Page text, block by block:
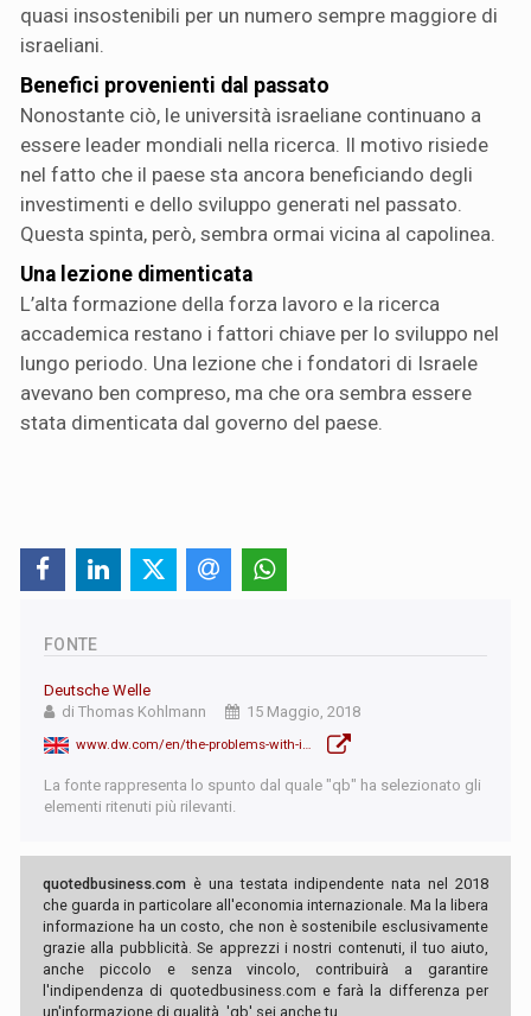
quasi insostenibili per un numero sempre maggiore di
israeliani.
Benefici provenienti dal passato
Nonostante ciò, le università israeliane continuano a
essere leader mondiali nella ricerca. Il motivo risiede
nel fatto che il paese sta ancora beneficiando degli
investimenti e dello sviluppo generati nel passato.
Questa spinta, però, sembra ormai vicina al capolinea.
Una lezione dimenticata
L’alta formazione della forza lavoro e la ricerca
accademica restano i fattori chiave per lo sviluppo nel
lungo periodo. Una lezione che i fondatori di Israele
avevano ben compreso, ma che ora sembra essere
stata dimenticata dal governo del paese.
FONTE
Deutsche Welle
di Thomas Kohlmann
15 Maggio, 2018
www.dw.com/en/the-problems-with-israels-economic-miracle/a-43775723
La fonte rappresenta lo spunto dal quale "qb" ha selezionato gli
elementi ritenuti più rilevanti.
quotedbusiness.com è una testata indipendente nata nel 2018
che guarda in particolare all'economia internazionale. Ma la libera
informazione ha un costo, che non è sostenibile esclusivamente
grazie alla pubblicità. Se apprezzi i nostri contenuti, il tuo aiuto,
anche piccolo e senza vincolo, contribuirà a garantire
l'indipendenza di quotedbusiness.com e farà la differenza per
un'informazione di qualità. 'qb' sei anche tu.